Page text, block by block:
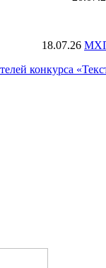
18.07.26
конкурса